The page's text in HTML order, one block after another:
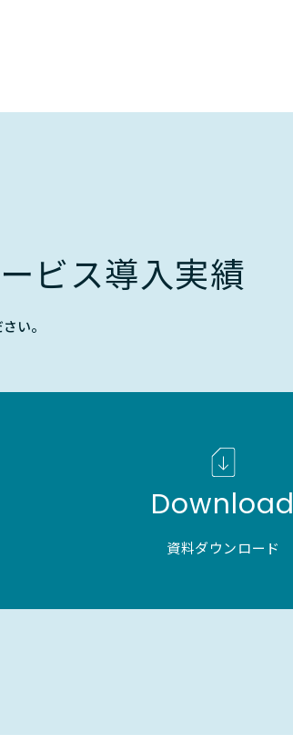
ビス導入実績
い。
Download
資料ダウンロード